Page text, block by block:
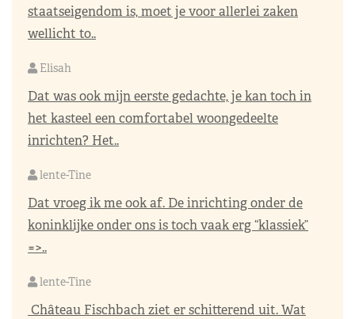
staatseigendom is, moet je voor allerlei zaken
wellicht to..
Elisah
Dat was ook mijn eerste gedachte, je kan toch in
het kasteel een comfortabel woongedeelte
inrichten? Het..
lente-Tine
Dat vroeg ik me ook af. De inrichting onder de
koninklijke onder ons is toch vaak erg “klassiek”
=>..
lente-Tine
Château Fischbach ziet er schitterend uit. Wat